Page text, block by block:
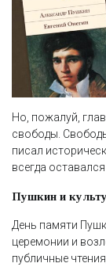
Но, пожалуй,
свободы.
писал
всегда
Пушкин и
День памяти
церемонии и
публичные